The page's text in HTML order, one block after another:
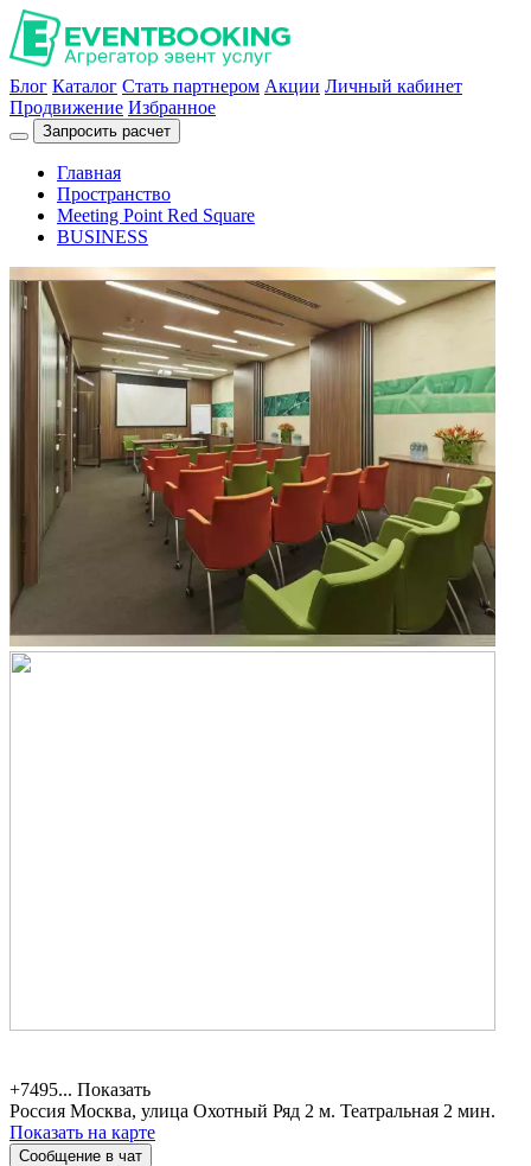
Блог Каталог Стать партнером Акции Личный кабинет
Продвижение Избранное
Запросить расчет
Главная
Пространство
Meeting Point Red Square
BUSINESS
+7495... Показать
Россия Москва, улица Охотный Ряд 2 м. Театральная 2 мин.
Показать на карте
Сообщение в чат